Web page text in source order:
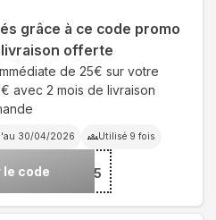
grâce à ce code promo
livraison offerte
de 25€ sur votre
avec 2 mois de livraison
30/04/2026 Utilisé 9 fois
le code ***25